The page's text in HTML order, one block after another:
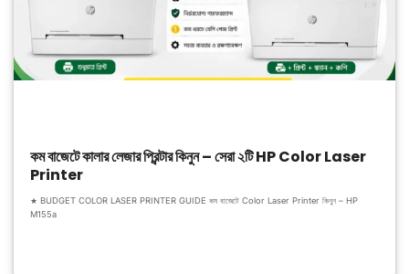
কম বাজেটে কালার লেজার প্রিন্টার কিনুন – সেরা ২টি HP Color Laser
Printer
★ BUDGET COLOR LASER PRINTER GUIDE কম বাজেটে Color Laser Printer কিনুন – HP
M155a